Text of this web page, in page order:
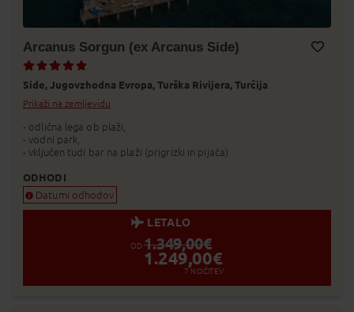
Arcanus Sorgun (ex Arcanus Side)
Side, Jugovzhodna Evropa, Turška Rivijera, Turčija
Prikaži na zemljevidu
- odlična lega ob plaži,
- vodni park,
- vključen tudi bar na plaži (prigrizki in pijača)
ODHODI
Datumi odhodov
LETALO
OD1.349,00€
1.249,00€
7 NOČITEV